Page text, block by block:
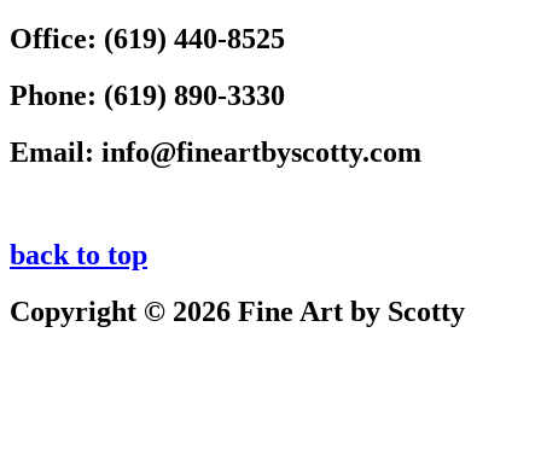
Office: (619) 440-8525
Phone: (619) 890-3330
Email: info@fineartbyscotty.com
back to top
Copyright © 2026 Fine Art by Scotty